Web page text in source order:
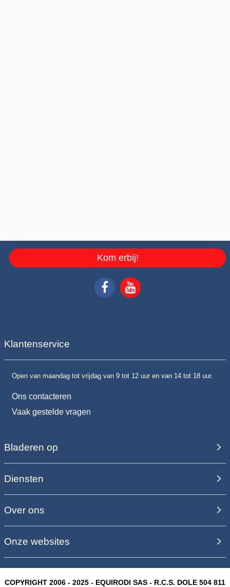
Kom erbij!
Klantenservice
Open van maandag tot vrijdag van 9 tot 12 uur en van 14 tot 18 uur.
Ons contacteren
Vaak gestelde vragen
Bladeren op
Diensten
Over ons
Onze websites
COPYRIGHT 2006 - 2025 - EQUIRODI SAS - R.C.S. DOLE 504 811